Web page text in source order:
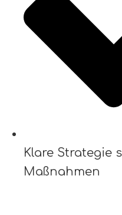
Klare Strategie
Maßnahmen